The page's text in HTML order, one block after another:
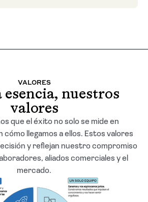
VALORES
esencia, nuestros
valores
que el éxito no solo se mide en
cómo llegamos a ellos. Estos valores
y reflejan nuestro compromiso
aliados comerciales y el
mercado.